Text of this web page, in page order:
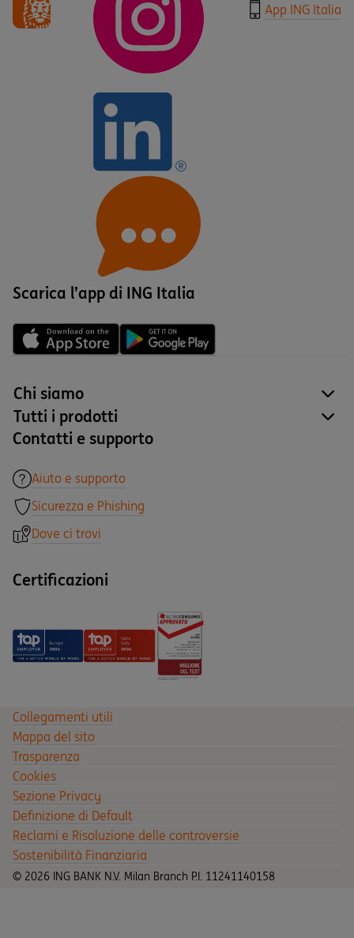
App ING Italia
Scarica l’app di ING Italia
Chi siamo
Tutti i prodotti
Contatti e supporto
Aiuto e supporto
Sicurezza e Phishing
Dove ci trovi
Certificazioni
Collegamenti utili
Mappa del sito
Trasparenza
Cookies
Sezione Privacy
Definizione di Default
Reclami e Risoluzione delle controversie
Sostenibilità Finanziaria
© 2026 ING BANK N.V. Milan Branch P.I. 11241140158